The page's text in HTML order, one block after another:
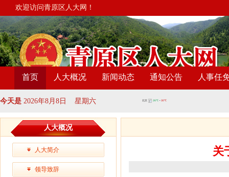
欢迎访问青原区人大网！
首页 人大概况 新闻动态 通知公告 人事任
今天是 2026年8月8日 星期六
人大概况
人大简介
领导致辞
关